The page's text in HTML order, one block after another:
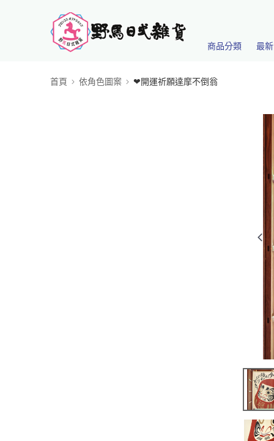
商品分類 最
首頁 依角色圖案 ❤開運祈願達摩不倒翁